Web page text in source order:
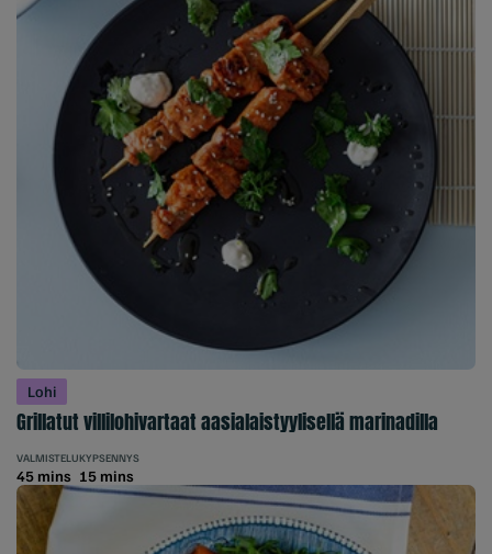
Lohi
Grillatut villilohivartaat aasialaistyylisellä marinadilla
VALMISTELU
45 mins
KYPSENNYS
15 mins